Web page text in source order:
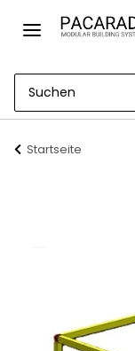
Startseite